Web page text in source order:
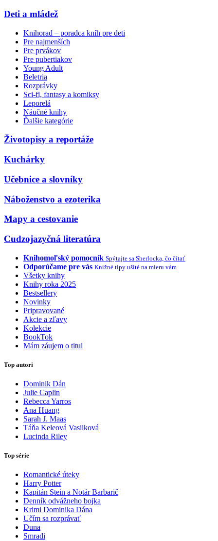
Deti a mládež
Knihorad – poradca kníh pre deti
Pre najmenších
Pre prvákov
Pre pubertiakov
Young Adult
Beletria
Rozprávky
Sci-fi, fantasy a komiksy
Leporelá
Náučné knihy
Ďalšie kategórie
Životopisy a reportáže
Kuchárky
Učebnice a slovníky
Náboženstvo a ezoterika
Mapy a cestovanie
Cudzojazyčná literatúra
Knihomoľský pomocník Spýtajte sa Sherlocka, čo čítať
Odporúčame pre vás Knižné tipy ušité na mieru vám
Všetky knihy
Knihy roka 2025
Bestsellery
Novinky
Pripravované
Akcie a zľavy
Kolekcie
BookTok
Mám záujem o titul
Top autori
Dominik Dán
Julie Caplin
Rebecca Yarros
Ana Huang
Sarah J. Maas
Táňa Keleová Vasilková
Lucinda Riley
Top série
Romantické úteky
Harry Potter
Kapitán Stein a Notár Barbarič
Denník odvážneho bojka
Krimi Dominika Dána
Učím sa rozprávať
Duna
Smradi